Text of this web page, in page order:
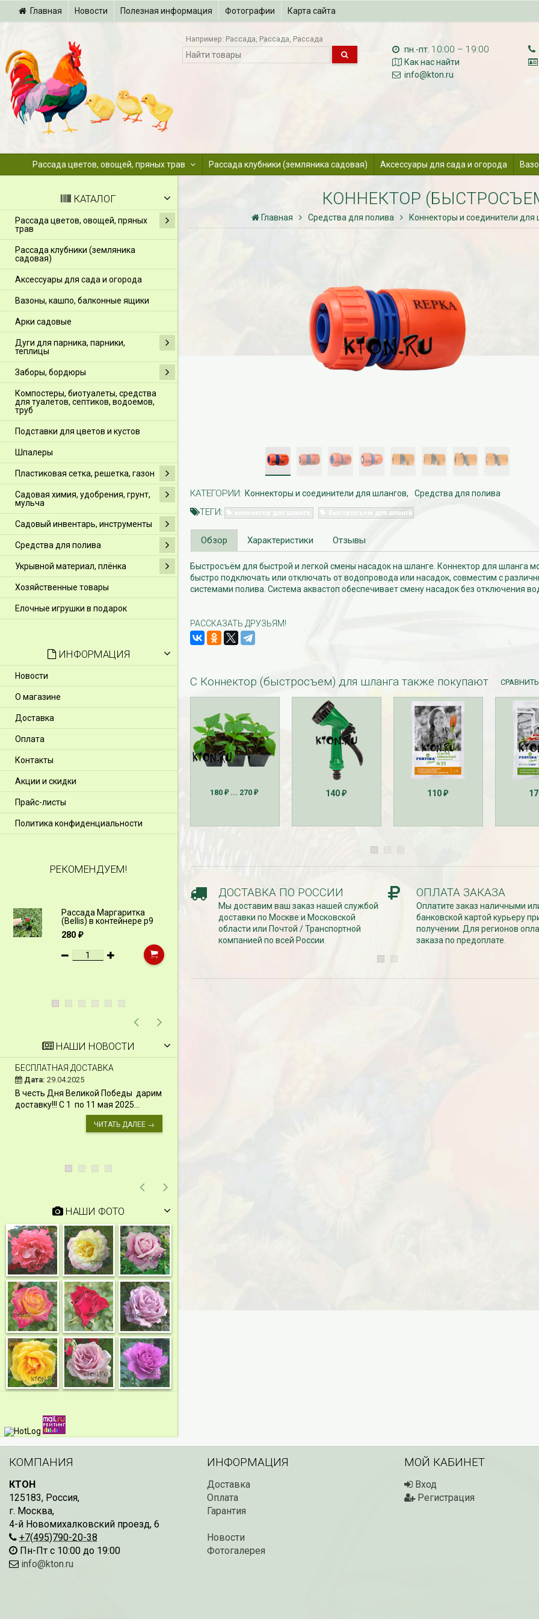
Главная Новости Полезная информация Фотографии Карта сайта
Например: Рассада Рассада Рассада
пн.-пт. 10:00 – 19:00
Как нас найти
info@kton.ru
Рассада цветов, овощей, пряных трав Рассада клубники (земляника садовая) Аксессуары для сада и огорода
КАТАЛОГ
Рассада цветов, овощей, пряных
трав
Рассада клубники (земляника
садовая)
Аксессуары для сада и огорода
Вазоны, кашпо, балконные ящики
Арки садовые
Дуги для парника, парники,
теплицы
Заборы, бордюры
Компостеры, биотуалеты, средства
для туалетов, септиков, водоемов,
труб
Подставки для цветов и кустов
Шпалеры
Пластиковая сетка, решетка, газон
Садовая химия, удобрения, грунт,
мульча
Садовый инвентарь, инструменты
Средства для полива
Укрывной материал, плёнка
Хозяйственные товары
Елочные игрушки в подарок
ИНФОРМАЦИЯ
Новости
О магазине
Доставка
Оплата
Контакты
Акции и скидки
Прайс-листы
Политика конфиденциальности
РЕКОМЕНДУЕМ!
Рассада Маргаритка
(Bellis) в контейнере p9
280₽
Рассада Незабудка
(Myosotis) в контейнере
p9
340₽
Рассада Колокольчик
карпатский (Campanula
carpatica) в контейнере
НАШИ НОВОСТИ
БЕСПЛАТНАЯ ДОСТАВКА
Дата: 29.04.2025
В честь Дня Великой Победы дарим
доставку!!! С 1 по 11 мая 2025...
ЧИТАТЬ ДАЛЕЕ →
НАШИ ФОТО
КОННЕКТОР
Главная Средства для полива Коннекторы и соединители для
КАТЕГОРИИ: Коннекторы и соединители для шлангов Средства для полива
ТЕГИ: быстросъем для шланга
Обзор Характеристики Отзывы
Быстросъём для быстрой и легкой смены насадок на шланге. Коннектор для шланга
быстро подключать или отключать от водопровода или насадок, совместим с
системами полива. Система аквастоп обеспечивает смену насадок без отключения
РАССКАЗАТЬ ДРУЗЬЯМ!
С Коннектор (быстросъем) для шланга также покупают
180₽... 270₽ 140 ₽ 110 ₽
ДОСТАВКА ПО РОССИИ
Мы доставим ваш заказ нашей службой
доставки по Москве и Московской
области или Почтой / Транспортной
компанией по всей России.
ОПЛАТА ЗАКАЗА
Оплатите заказ наличными
банковской картой курьеру
получении. Для регионов
заказа по предоплате.
КОМПАНИЯ
КТОН
125183, Россия,
г. Москва,
4-й Новомихалковский проезд, 6
+7(495)790-20-38
Пн-Пт с 10:00 до 19:00
info@kton.ru
ИНФОРМАЦИЯ
Доставка
Оплата
Гарантия
Новости
Фотогалерея
МОЙ КАБИНЕТ
Вход
Регистрация